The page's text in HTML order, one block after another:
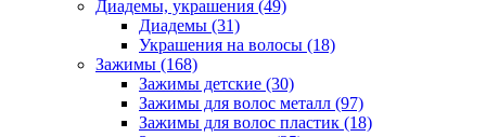
Диадемы, украшения (49)
Диадемы (31)
Украшения на волосы (18)
Зажимы (168)
Зажимы детские (30)
Зажимы для волос металл (97)
Зажимы для волос пластик (18)